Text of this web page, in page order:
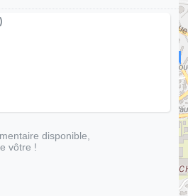
disponible,
vôtre !